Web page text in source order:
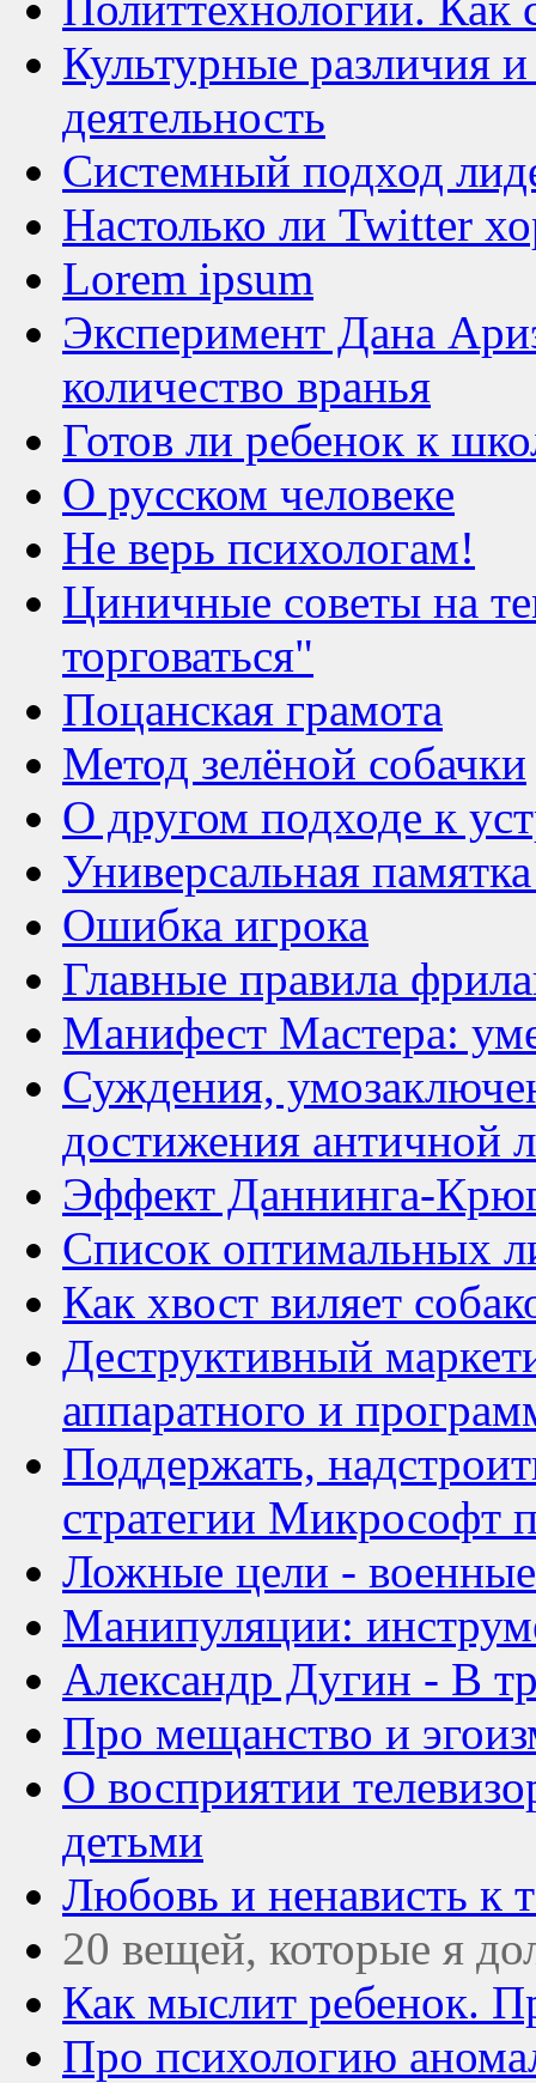
Культурные различия и
деятельность
Системный подход
Настолько ли Twitter
Lorem ipsum
Эксперимент Дана
количество вранья
Готов ли ребенок к
О русском человеке
Не верь психологам!
Циничные советы на
торговаться"
Поцанская грамота
Метод зелёной собачки
О другом подходе к
Универсальная
Ошибка игрока
Главные правила
Манифест Мастера:
Суждения,
достижения античной
Эффект Даннинга-
Список оптимальных
Как хвост виляет
Деструктивный
аппаратного и
Поддержать,
стратегии Микрософт
Ложные цели -
Манипуляции:
Александр Дугин - В
Про мещанство и
О восприятии
детьми
Любовь и ненависть к
20 вещей, которые я
Как мыслит ребенок.
Про психологию